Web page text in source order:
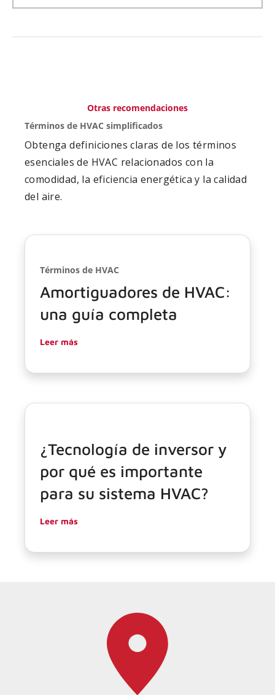
Otras recomendaciones
Términos de HVAC simplificados
Obtenga definiciones claras de los términos
esenciales de HVAC relacionados con la
comodidad, la eficiencia energética y la calidad
del aire.
Términos de HVAC
Amortiguadores de HVAC:
una guía completa
Leer más
¿Tecnología de inversor y
por qué es importante
para su sistema HVAC?
Leer más